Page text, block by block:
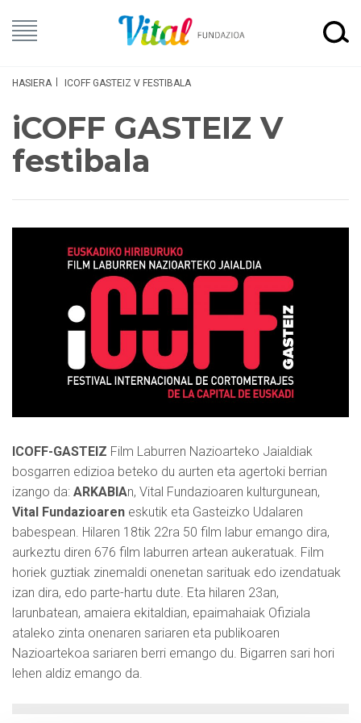
HASIERA ICOFF GASTEIZ V FESTIBALA
iCOFF GASTEIZ V
festibala
ICOFF-GASTEIZ Film Laburren Nazioarteko Jaialdiak
bosgarren edizioa beteko du aurten eta agertoki berrian
izango da: ARKABIAn, Vital Fundazioaren kulturgunean,
Vital Fundazioaren eskutik eta Gasteizko Udalaren
babespean. Hilaren 18tik 22ra 50 film labur emango dira,
aurkeztu diren 676 film laburren artean aukeratuak. Film
horiek guztiak zinemaldi onenetan sarituak edo izendatuak
izan dira, edo parte-hartu dute. Eta hilaren 23an,
larunbatean, amaiera ekitaldian, epaimahaiak Ofiziala
ataleko zinta onenaren sariaren eta publikoaren
Nazioartekoa sariaren berri emango du. Bigarren sari hori
lehen aldiz emango da.